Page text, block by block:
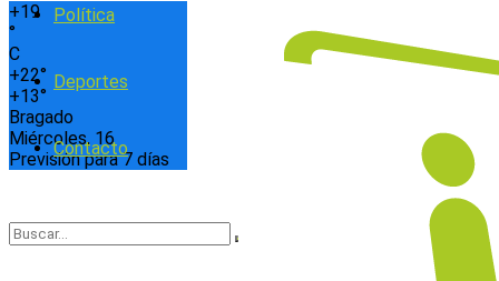
+19
°
C
+22°
+13°
Bragado
Miércoles, 16
Previsión para 7 días
Política
Deportes
Contacto